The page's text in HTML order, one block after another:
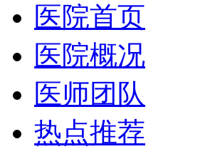
医院首页
医院概况
医师团队
热点推荐